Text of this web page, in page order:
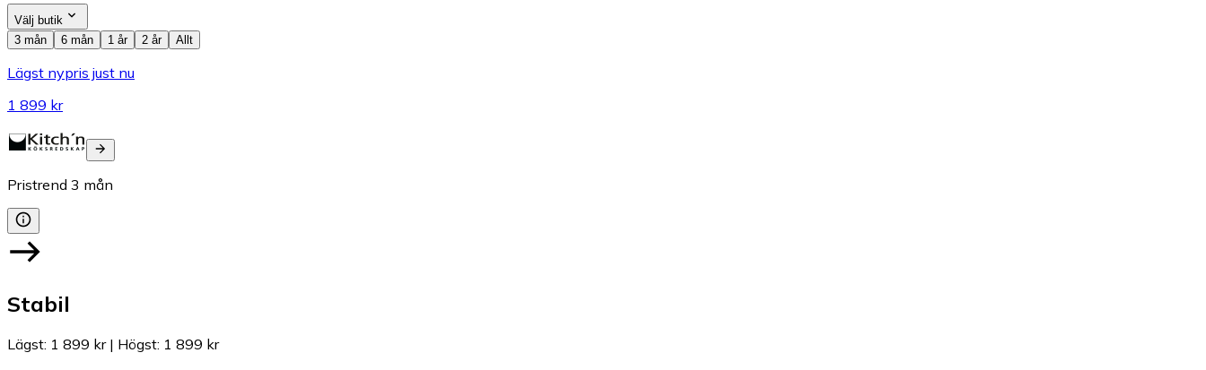
Välj butik
3 mån
6 mån 1 år 2 år Allt
Lägst nypris just nu
1 899 kr
Pristrend 3 mån
Stabil
Lägst: 1 899 kr| Högst: 1 899 kr